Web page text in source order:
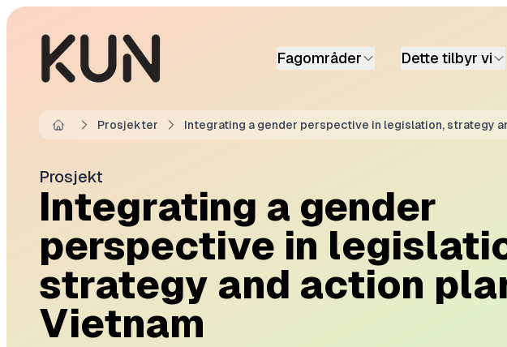
Fagområder Dette tilbyr vi
Prosjekter Integrating a gender perspective in legislation, strategy
Prosjekt
Integrating a gender
perspective in
strategy and action
Vietnam